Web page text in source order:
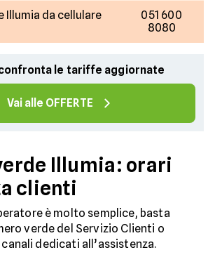
Illumia da cellulare
051 600
8080
le tariffe aggiornate
Vai alle OFFERTE
Illumia: orari
clienti
è molto semplice, basta
verde del Servizio Clienti o
dedicati all’assistenza.